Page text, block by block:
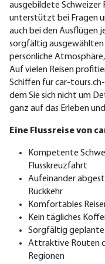
ausgebildete Schweizer
unterstützt bei Fragen
auch bei den Ausflügen
sorgfältig ausgewählten
persönliche
Auf vielen Reisen
Schiffen für car-
dem Sie sich nicht um
ganz auf das Erleben
Eine Flussreise von
Kompetente
Flusskreuzfahrt
Aufeinander
Rückkehr
Komfortables
Kein tägliches
Sorgfältig geplante
Attraktive Routen
Regionen